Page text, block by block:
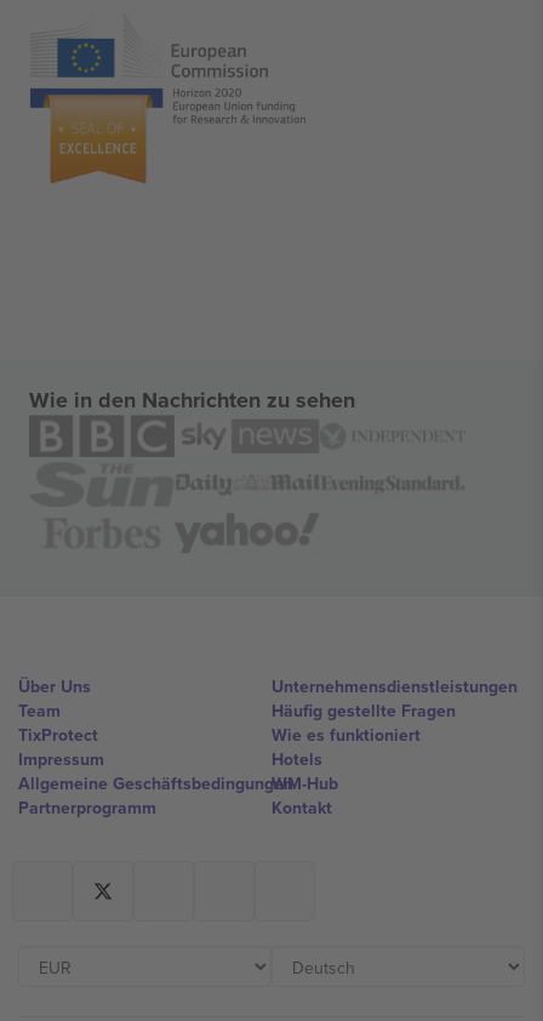
Wie in den Nachrichten zu sehen
Über Uns
Team
TixProtect
Impressum
Allgemeine Geschäftsbedingungen
Partnerprogramm
Unternehmensdienstleistungen
Häufig gestellte Fragen
Wie es funktioniert
Hotels
WM-Hub
Kontakt